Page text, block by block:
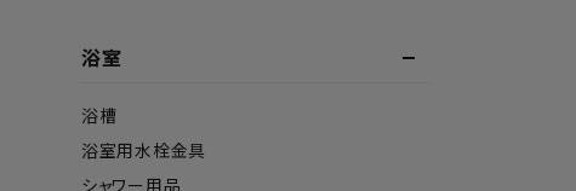
浴室
浴槽
浴室用水栓金具
シャワー用品